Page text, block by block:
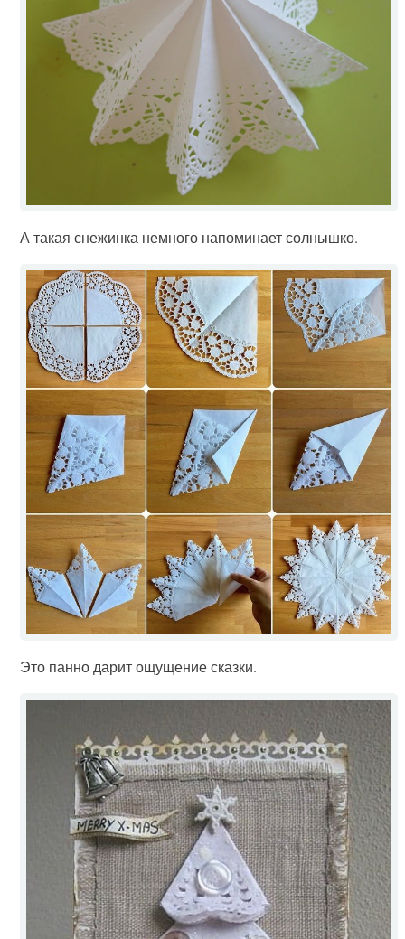
А такая снежинка немного напоминает солнышко.
Это панно дарит ощущение сказки.